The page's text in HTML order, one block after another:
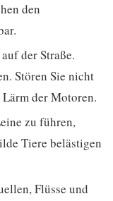
den
der Straße.
Stören Sie nicht
der Motoren.
zu führen,
Tiere belästigen
Flüsse und